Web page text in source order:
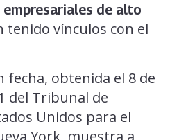
de alto
vínculos con el